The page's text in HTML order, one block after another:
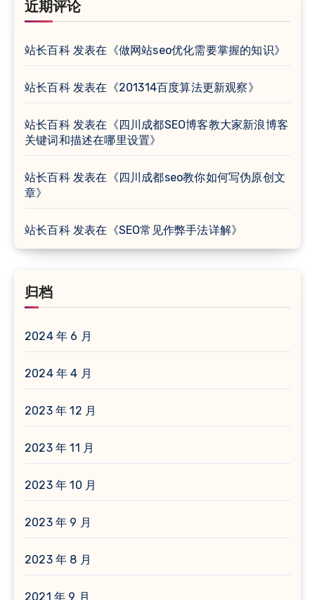
近期评论
站长百科发表在《做网站seo优化需要掌握的知识》
站长百科发表在《201314百度算法更新观察》
站长百科发表在《 四川成都SEO博客教大家新浪博客
关键词和描述在哪里设置》
站长百科发表在《 四川成都seo教你如何写伪原创文
章》
站长百科发表在《SEO常见作弊手法详解》
归档
2024 年 6 月
2024 年 4 月
2023 年 12 月
2023 年 11 月
2023 年 10 月
2023 年 9 月
2023 年 8 月
2021 年 9 月